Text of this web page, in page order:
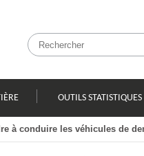
OUTILS STATISTIQUES
à conduire les véhicules de